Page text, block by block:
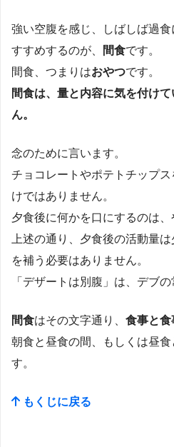
強い空腹を感じ、しばしば過
すすめするのが、
間食です。
間食、つまりはおやつです。
間食は、量と内容に気を付け
ん。
念のために言います。
チョコレートやポテトチップ
けではありません。
夕食後に何かを口にするのは、
上述の通り、夕食後の活動量
を補う必要はありません。
「デザートは別腹」は、デブの
間食はその文字通り、 食事と食
朝食と昼食の間、もしくは昼
す。
もくじに戻る